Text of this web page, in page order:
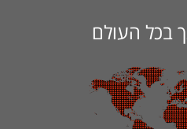
בכל העולם